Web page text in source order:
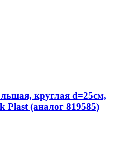
круглая d=25см,
Plast (аналог 819585)